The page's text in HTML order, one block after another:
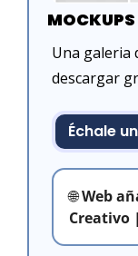
Una galeria
descargar
Échale
🌐 Web
Creativo |